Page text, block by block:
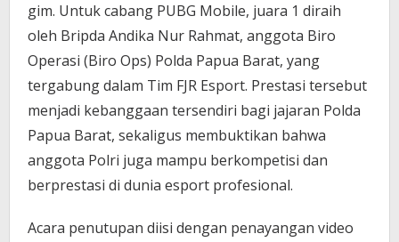
gim. Untuk cabang PUBG Mobile, juara 1 diraih
oleh Bripda Andika Nur Rahmat, anggota Biro
Operasi (Biro Ops) Polda Papua Barat, yang
tergabung dalam Tim FJR Esport. Prestasi tersebut
menjadi kebanggaan tersendiri bagi jajaran Polda
Papua Barat, sekaligus membuktikan bahwa
anggota Polri juga mampu berkompetisi dan
berprestasi di dunia esport profesional.
Acara penutupan diisi dengan penayangan video